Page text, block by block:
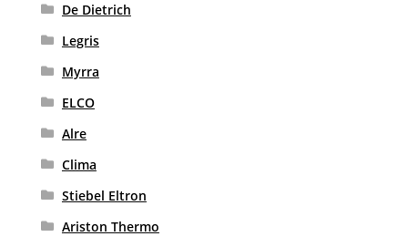
De Dietrich
Legris
Myrra
ELCO
Alre
Clima
Stiebel Eltron
Ariston Thermo